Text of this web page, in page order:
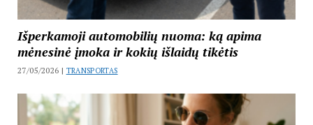
Išperkamoji automobilių nuoma: ką apima
mėnesinė įmoka ir kokių išlaidų tikėtis
27/05/2026 | TRANSPORTAS